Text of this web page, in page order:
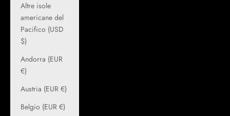
Altre isole
americane del
Pacifico (USD
$)
Andorra (EUR
€)
Austria (EUR €)
Belgio (EUR €)